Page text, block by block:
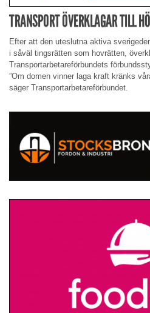
TRANSPORT ÖVERKLAGAR TILL
Efter att den uteslutna aktiva
i såväl tingsrätten som hovrätten,
Transportarbetareförbundets
”Om domen vinner laga kraft kränks
säger Transportarbetareförbundet.